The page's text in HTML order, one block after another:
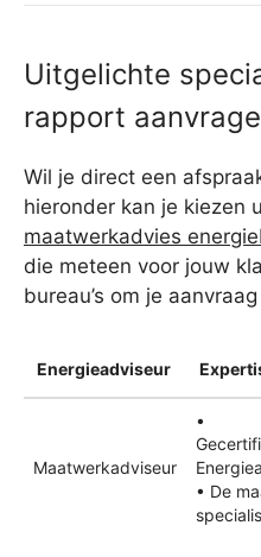
Uitgelichte
rapport
Wil je direct een
hieronder kan je kiezen
maatwerkadvies
die meteen voor jouw
bureau’s om je
Energieadviseur
Maatwerkadviseur
•
• De